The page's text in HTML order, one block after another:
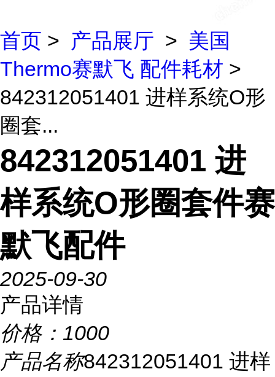
首页 > 产品展厅 > 美国
Thermo赛默飞 配件耗材 >
842312051401 进样系统O形
圈套...
842312051401 进
样系统O形圈套件赛
默飞配件
2025-09-30
产品详情
价格： 1000
产品名称842312051401 进样